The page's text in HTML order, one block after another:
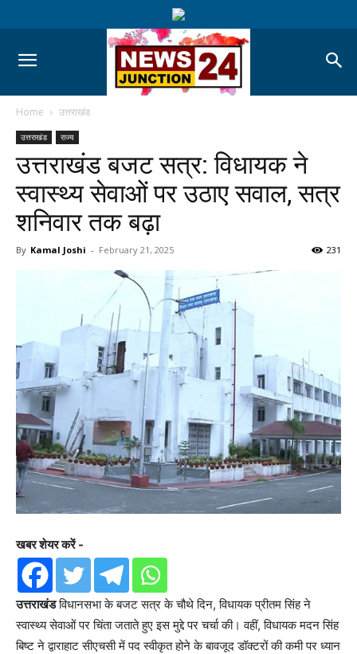
Home उत्तराखंड
उत्तराखंड राज्य
उत्तराखंड बजट सत्र: विधायक ने
स्वास्थ्य सेवाओं पर उठाए सवाल, सत्र
शनिवार तक बढ़ा
By Kamal Joshi - February 21, 2025 231
खबर शेयर करें -
उत्तराखंडविधानसभा के बजट सत्र के चौथे दिन, विधायक प्रीतम सिंह ने
स्वास्थ्य सेवाओं पर चिंता जताते हुए इस मुद्दे पर चर्चा की। वहीं, विधायक मदन सिंह
बिष्ट ने द्वाराहाट सीएचसी में पद स्वीकृत होने के बावजूद डॉक्टरों की कमी पर ध्यान